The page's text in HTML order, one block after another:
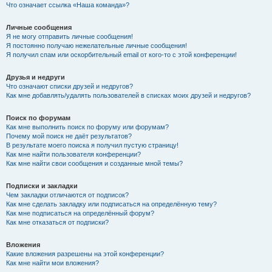
Что означает ссылка «Наша команда»?
Личные сообщения
Я не могу отправить личные сообщения!
Я постоянно получаю нежелательные личные сообщения!
Я получил спам или оскорбительный email от кого-то с этой конференции!
Друзья и недруги
Что означают списки друзей и недругов?
Как мне добавлять/удалять пользователей в списках моих друзей и недругов?
Поиск по форумам
Как мне выполнить поиск по форуму или форумам?
Почему мой поиск не даёт результатов?
В результате моего поиска я получил пустую страницу!
Как мне найти пользователя конференции?
Как мне найти свои сообщения и созданные мной темы?
Подписки и закладки
Чем закладки отличаются от подписок?
Как мне сделать закладку или подписаться на определённую тему?
Как мне подписаться на определённый форум?
Как мне отказаться от подписки?
Вложения
Какие вложения разрешены на этой конференции?
Как мне найти мои вложения?